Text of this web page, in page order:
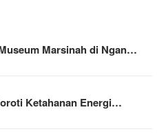
Marsinah di Ngan…
Ketahanan Energi…